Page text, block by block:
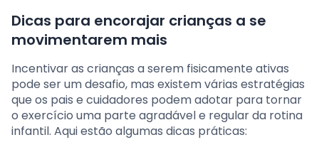
Dicas para encorajar crianças a se
movimentarem mais
Incentivar as crianças a serem fisicamente ativas
pode ser um desafio, mas existem várias estratégias
que os pais e cuidadores podem adotar para tornar
o exercício uma parte agradável e regular da rotina
infantil. Aqui estão algumas dicas práticas: